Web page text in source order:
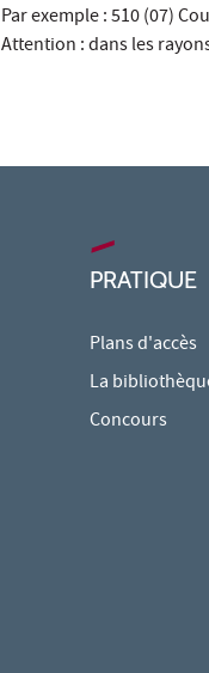
Par exemple : 510 (07)
Attention : dans les
PRATIQUE
Plans d'accès
La
Concours